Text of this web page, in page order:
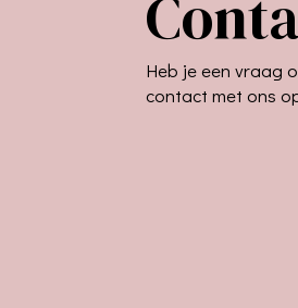
Heb je een vraag
contact met ons